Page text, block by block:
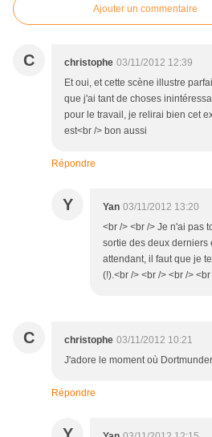
Ajouter un commentaire
C christophe 03/11/2012 12:39
Et oui, et cette scène illustre
que j'ai tant de choses
pour le travail, je relirai bien cet
est<br /> bon aussi
Répondre
Y Yan 03/11/2012 13:20
<br /> <br /> Je n'ai pas
sortie des deux derniers
attendant, il faut que je
(!).<br /> <br /> <br /> <br
C christophe 03/11/2012 10:21
J'adore le moment où
Répondre